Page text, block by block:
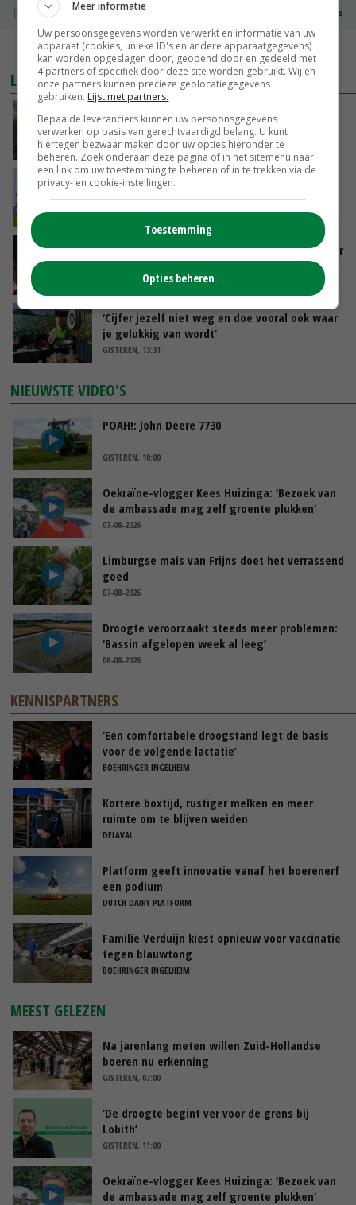
Boerenkaas
MEER MARKTPRIJZEN
LAATSTE NIEUWS
‘Samenwerking A-ware en Amalthea gaat
zorgen voor meer balans’
GISTEREN, 16:01
Internationale vraag naar geitenzuivel blijft
groot: Nederland in Europese top
GISTEREN, 15:33
Vlaamse varkensstapel krimpt, pluimveesector
groeit door schaalvergroting
GISTEREN, 15:20
‘Cijfer jezelf niet weg en doe vooral ook waar
je gelukkig van wordt’
GISTEREN, 13:31
NIEUWSTE VIDEO'S
POAH!: John Deere 7730
GISTEREN, 10:00
Oekraïne-vlogger Kees Huizinga: ‘Bezoek van
de ambassade mag zelf groente plukken’
07-08-2026
Limburgse mais van Frijns doet het verrassend
goed
07-08-2026
Droogte veroorzaakt steeds meer problemen:
‘Bassin afgelopen week al leeg’
06-08-2026
KENNISPARTNERS
‘Een comfortabele droogstand legt de basis
voor de volgende lactatie’
BOEHRINGER INGELHEIM
Kortere boxtijd, rustiger melken en meer
ruimte om te blijven weiden
DELAVAL
Platform geeft innovatie vanaf het boerenerf
een podium
DUTCH DAIRY PLATFORM
Familie Verduijn kiest opnieuw voor vaccinatie
tegen blauwtong
BOEHRINGER INGELHEIM
MEEST GELEZEN
Na jarenlang meten willen Zuid-Hollandse
boeren nu erkenning
GISTEREN, 07:00
‘De droogte begint ver voor de grens bij
Lobith’
GISTEREN, 11:00
Oekraïne-vlogger Kees Huizinga: ‘Bezoek van
de ambassade mag zelf groente plukken’
Meer informatie
Uw persoonsgegevens worden verwerkt en informatie van uw
apparaat (cookies, unieke ID's en andere apparaatgegevens)
kan worden opgeslagen door, geopend door en gedeeld met
4 partners of specifiek door deze site worden gebruikt. Wij en
onze partners kunnen precieze geolocatiegegevens
gebruiken. Lijst met partners.
Bepaalde leveranciers kunnen uw persoonsgegevens
verwerken op basis van gerechtvaardigd belang. U kunt
hiertegen bezwaar maken door uw opties hieronder te
beheren. Zoek onderaan deze pagina of in het sitemenu naar
een link om uw toestemming te beheren of in te trekken via de
privacy- en cookie-instellingen.
Toestemming
Opties beheren